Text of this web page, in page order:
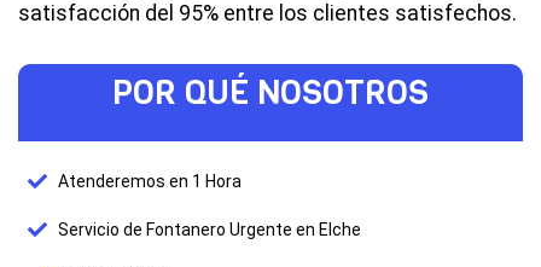
satisfacción del 95% entre los clientes satisfechos.
POR QUÉ NOSOTROS
Atenderemos en 1 Hora
Servicio de Fontanero Urgente en Elche